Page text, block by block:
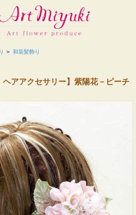
> 和装髪飾り
アアクセサリー】紫陽花－ピーチ